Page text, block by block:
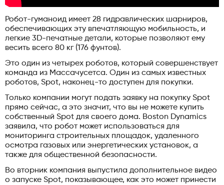
Робот-гуманоид имеет 28 гидравлических шарниров,
обеспечивающих эту впечатляющую мобильность, и
легкие 3D-печатные детали, которые позволяют ему
весить всего 80 кг (176 фунтов).
Это один из четырех роботов, который совершенствует
команда из Массачусетса. Один из самых известных
роботов, Spot, наконец-то доступен для покупки.
Только компании могут подать заявку на покупку Spot
прямо сейчас, а это значит, что вы не можете купить
собственный Spot для своего дома. Boston Dynamics
заявила, что робот может использоваться для
мониторинга строительных площадок, удаленного
осмотра газовых или энергетических установок, а
также для общественной безопасности.
Во вторник компания выпустила дополнительное видео
о запуске Spot, показывающее, как это может принести